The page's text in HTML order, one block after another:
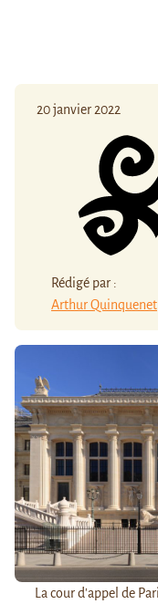
20 janvier 2022
Rédigé par :
Arthur Quinquenet
La cour d'appel de